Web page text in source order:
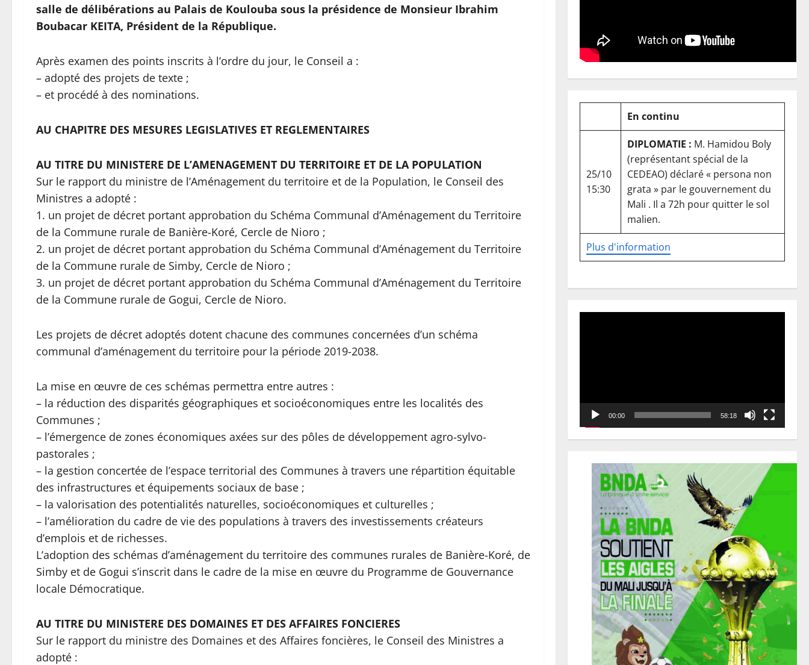
salle de délibérations au Palais de Koulouba sous la présidence de Monsieur Ibrahim
Boubacar KEITA, Président de la République.
Après examen des points inscrits à l’ordre du jour, le Conseil a :
– adopté des projets de texte ;
– et procédé à des nominations.
AU CHAPITRE DES MESURES LEGISLATIVES ET REGLEMENTAIRES
AU TITRE DU MINISTERE DE L’AMENAGEMENT DU TERRITOIRE ET DE LA POPULATION
Sur le rapport du ministre de l’Aménagement du territoire et de la Population, le Conseil des
Ministres a adopté :
1. un projet de décret portant approbation du Schéma Communal d’Aménagement du Territoire
de la Commune rurale de Banière-Koré, Cercle de Nioro ;
2. un projet de décret portant approbation du Schéma Communal d’Aménagement du Territoire
de la Commune rurale de Simby, Cercle de Nioro ;
3. un projet de décret portant approbation du Schéma Communal d’Aménagement du Territoire
de la Commune rurale de Gogui, Cercle de Nioro.
Les projets de décret adoptés dotent chacune des communes concernées d’un schéma
communal d’aménagement du territoire pour la période 2019-2038.
La mise en œuvre de ces schémas permettra entre autres :
– la réduction des disparités géographiques et socioéconomiques entre les localités des
Communes ;
– l’émergence de zones économiques axées sur des pôles de développement agro-sylvo-
pastorales ;
– la gestion concertée de l’espace territorial des Communes à travers une répartition équitable
des infrastructures et équipements sociaux de base ;
– la valorisation des potentialités naturelles, socioéconomiques et culturelles ;
– l’amélioration du cadre de vie des populations à travers des investissements créateurs
d’emplois et de richesses.
L’adoption des schémas d’aménagement du territoire des communes rurales de Banière-Koré, de
Simby et de Gogui s’inscrit dans le cadre de la mise en œuvre du Programme de Gouvernance
locale Démocratique.
AU TITRE DU MINISTERE DES DOMAINES ET DES AFFAIRES FONCIERES
Sur le rapport du ministre des Domaines et des Affaires foncières, le Conseil des Ministres a
adopté :
En continu
Plus d'information
25/10
15:30
DIPLOMATIE : M. Hamidou Boly
(représentant spécial de la
CEDEAO) déclaré « persona non
grata » par le gouvernement du
Mali . Il a 72h pour quitter le sol
malien.
00:00 58:18